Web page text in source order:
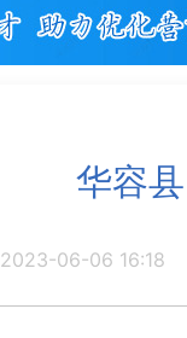
华容
2023-06-06 16:18